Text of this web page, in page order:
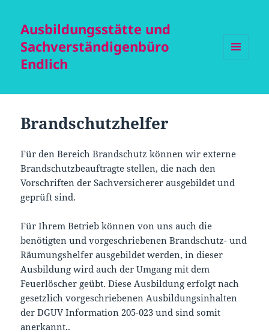
Ausbildungsstätte und
Sachverständigenbüro
Endlich
Brandschutzhelfer
Für den Bereich Brandschutz können wir externe
Brandschutzbeauftragte stellen, die nach den
Vorschriften der Sachversicherer ausgebildet und
geprüft sind.
Für Ihrem Betrieb können von uns auch die
benötigten und vorgeschriebenen Brandschutz- und
Räumungshelfer ausgebildet werden, in dieser
Ausbildung wird auch der Umgang mit dem
Feuerlöscher geübt. Diese Ausbildung erfolgt nach
gesetzlich vorgeschriebenen Ausbildungsinhalten
der DGUV Information 205-023 und sind somit
anerkannt..